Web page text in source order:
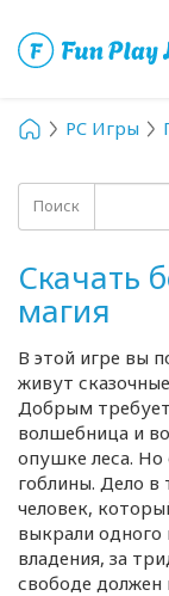
PC Игры
Поиск
Скачать
магия
В этой игре вы
живут
Добрым
волшебница и
опушке леса. Но
гоблины. Дело в
человек,
выкрали одного
владения, за
свободе должен